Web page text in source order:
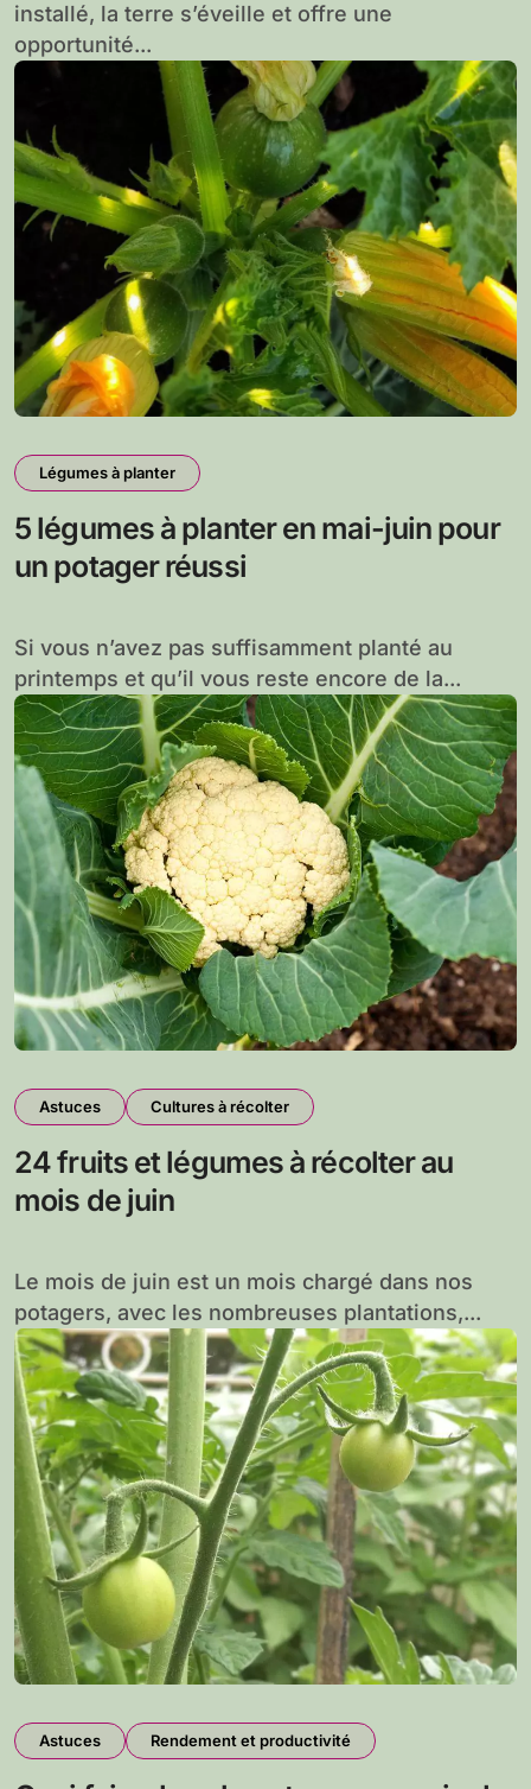
installé, la terre s’éveille et offre une
opportunité...
Légumes à planter
5 légumes à planter en mai-juin pour
un potager réussi
Si vous n’avez pas suffisamment planté au
printemps et qu’il vous reste encore de la...
Astuces Cultures à récolter
24 fruits et légumes à récolter au
mois de juin
Le mois de juin est un mois chargé dans nos
potagers, avec les nombreuses plantations,...
Astuces Rendement et productivité